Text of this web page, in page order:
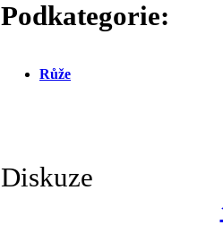
Podkategorie:
Růže
Diskuze